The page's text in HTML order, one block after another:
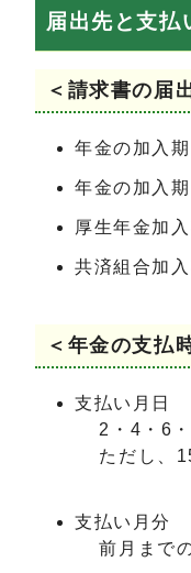
届出先と支払
＜請求書の届
年金の加入
年金の加入
厚生年金加
共済組合加
＜年金の支払
支払い月
2・4・6
ただし、
支払い月
前月まで